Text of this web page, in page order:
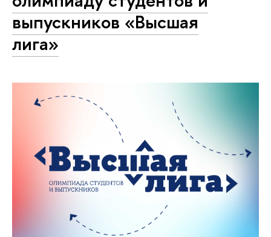
выпускников «Высшая
лига»